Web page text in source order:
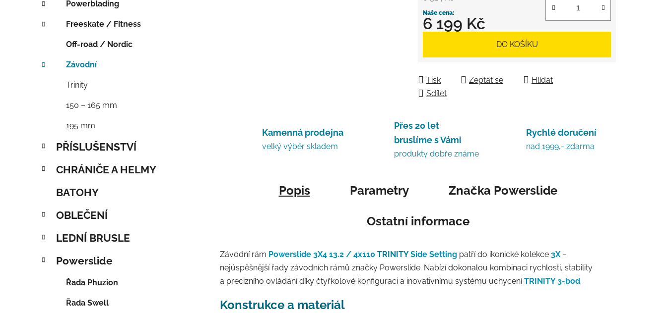
Powerblading
Freeskate / Fitness
Off-road / Nordic
Závodní
Trinity
150 – 165 mm
195 mm
PŘÍSLUŠENSTVÍ
CHRÁNIČE A HELMY
BATOHY
OBLEČENÍ
LEDNÍ BRUSLE
Powerslide
Řada Phuzion
Řada Swell
6 199 Kč
DO KOŠÍKU
Tisk Zeptat se
Hlídat
Sdílet
Kamenná prodejna
velký výběr skladem
Přes 20 let
bruslíme s Vámi
produkty dobře známe
Rychlé doručení
nad 1999,- zdarma
Popis Parametry Značka Powerslide
Ostatní informace
Závodní rám Powerslide 3X4 13.2 / 4x110 TRINITYSide Setting patří do ikonické kolekce 3X–
nejúspěšnější řady závodních rámů značky Powerslide. Nabízí dokonalou kombinaci rychlosti, stability
a precizního ovládání díky čtyřkolové konfiguraci a inovativnímu systému uchyceníTRINITY 3-bod.
Konstrukce a materiál